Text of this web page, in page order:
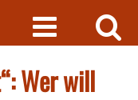
Wer will